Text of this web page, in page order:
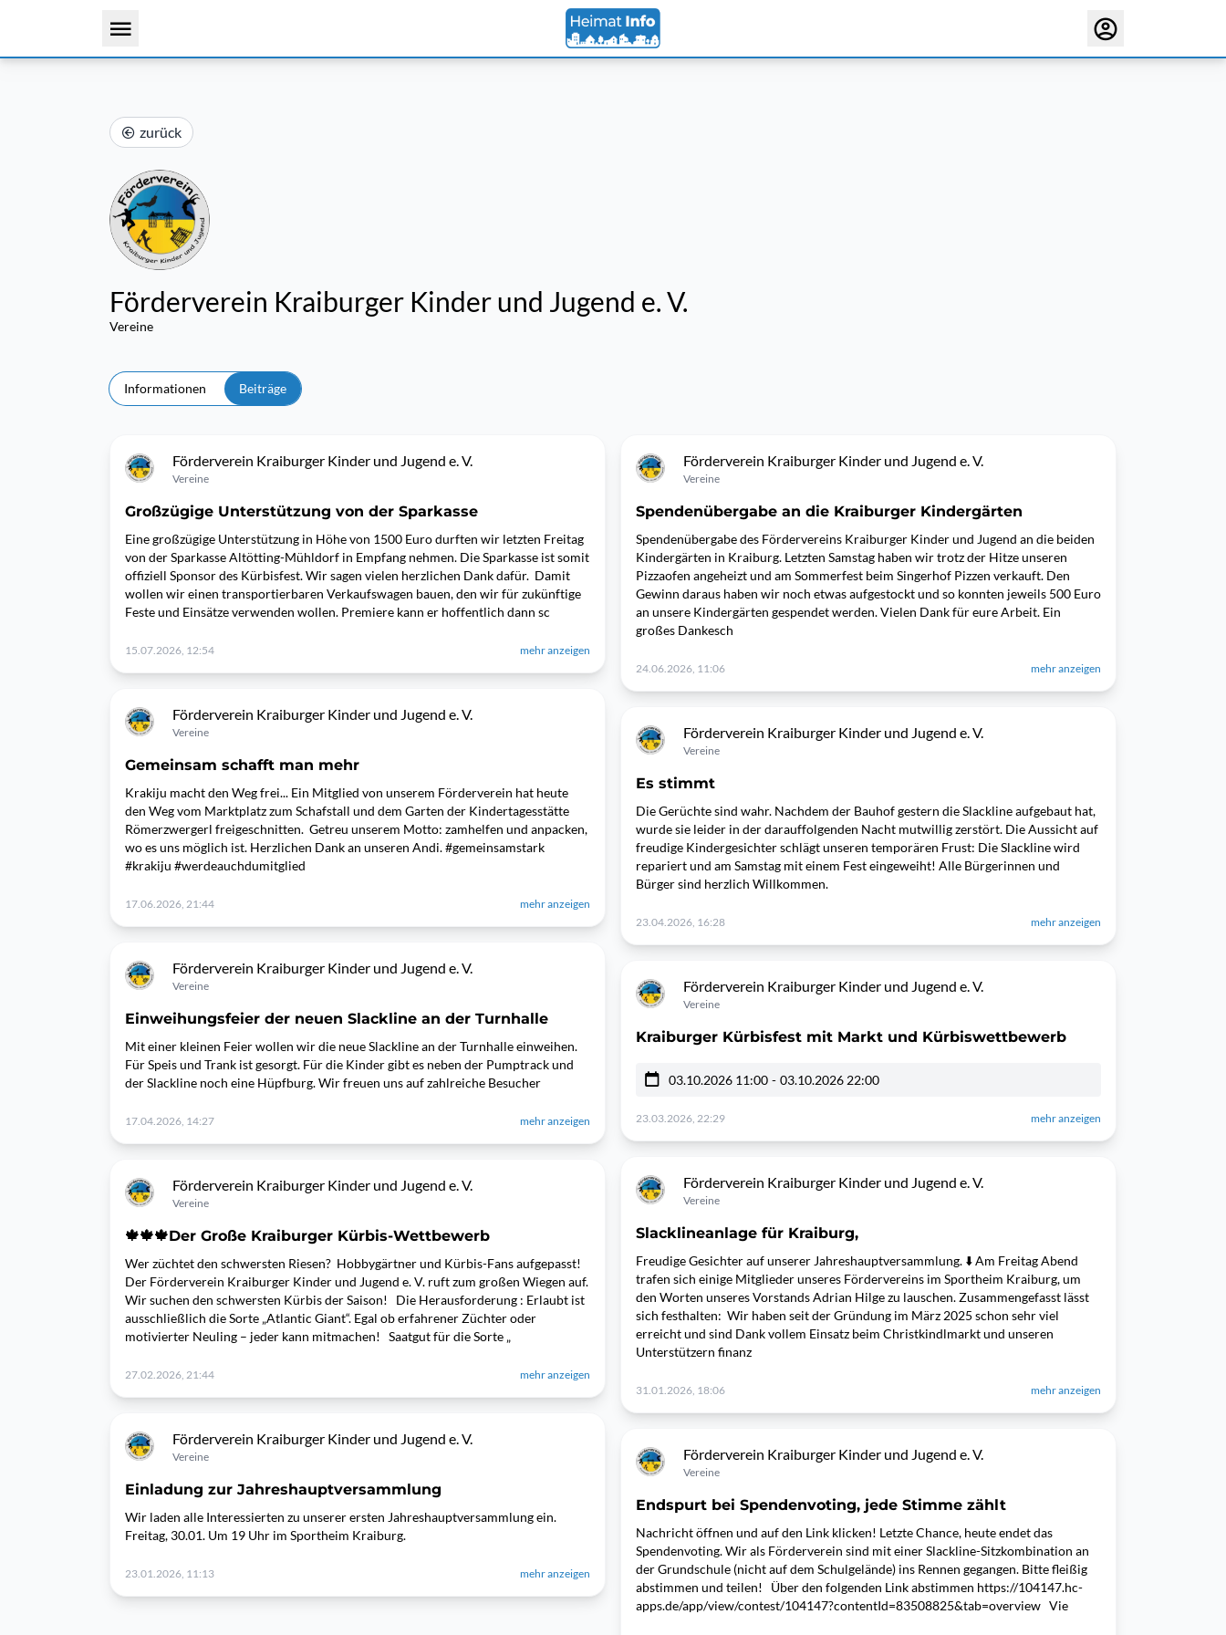
zurück
Förderverein Kraiburger Kinder und Jugend e. V.
Vereine
Informationen Beiträge
Förderverein Kraiburger Kinder und Jugend e. V.
Vereine
Großzügige Unterstützung von der Sparkasse
Eine großzügige Unterstützung in Höhe von 1500 Euro durften wir letzten Freitag
von der Sparkasse Altötting-Mühldorf in Empfang nehmen. Die Sparkasse ist somit
offiziell Sponsor des Kürbisfest. Wir sagen vielen herzlichen Dank dafür. Damit
wollen wir einen transportierbaren Verkaufswagen bauen, den wir für zukünftige
Feste und Einsätze verwenden wollen. Premiere kann er hoffentlich dann sc
15.07.2026, 12:54 mehr anzeigen
Förderverein Kraiburger Kinder und Jugend e. V.
Vereine
Gemeinsam schafft man mehr
Krakiju macht den Weg frei... Ein Mitglied von unserem Förderverein hat heute
den Weg vom Marktplatz zum Schafstall und dem Garten der Kindertagesstätte
Römerzwergerl freigeschnitten. Getreu unserem Motto: zamhelfen und anpacken,
wo es uns möglich ist. Herzlichen Dank an unseren Andi. #gemeinsamstark
#krakiju #werdeauchdumitglied
17.06.2026, 21:44 mehr anzeigen
Förderverein Kraiburger Kinder und Jugend e. V.
Vereine
Einweihungsfeier der neuen Slackline an der Turnhalle
Mit einer kleinen Feier wollen wir die neue Slackline an der Turnhalle einweihen.
Für Speis und Trank ist gesorgt. Für die Kinder gibt es neben der Pumptrack und
der Slackline noch eine Hüpfburg. Wir freuen uns auf zahlreiche Besucher
17.04.2026, 14:27 mehr anzeigen
Förderverein Kraiburger Kinder und Jugend e. V.
Vereine
🍁🍁🍁Der Große Kraiburger Kürbis-Wettbewerb
Wer züchtet den schwersten Riesen? Hobbygärtner und Kürbis-Fans aufgepasst!
Der Förderverein Kraiburger Kinder und Jugend e. V. ruft zum großen Wiegen auf.
Wir suchen den schwersten Kürbis der Saison! Die Herausforderung : Erlaubt ist
ausschließlich die Sorte „Atlantic Giant“. Egal ob erfahrener Züchter oder
motivierter Neuling – jeder kann mitmachen! Saatgut für die Sorte „
27.02.2026, 21:44 mehr anzeigen
Förderverein Kraiburger Kinder und Jugend e. V.
Vereine
Einladung zur Jahreshauptversammlung
Wir laden alle Interessierten zu unserer ersten Jahreshauptversammlung ein.
Freitag, 30.01. Um 19 Uhr im Sportheim Kraiburg.
23.01.2026, 11:13 mehr anzeigen
Förderverein Kraiburger Kinder und Jugend e. V.
Vereine
Spendenübergabe an die Kraiburger Kindergärten
Spendenübergabe des Fördervereins Kraiburger Kinder und Jugend an die beiden
Kindergärten in Kraiburg. Letzten Samstag haben wir trotz der Hitze unseren
Pizzaofen angeheizt und am Sommerfest beim Singerhof Pizzen verkauft. Den
Gewinn daraus haben wir noch etwas aufgestockt und so konnten jeweils 500 Euro
an unsere Kindergärten gespendet werden. Vielen Dank für eure Arbeit. Ein
großes Dankesch
24.06.2026, 11:06 mehr anzeigen
Förderverein Kraiburger Kinder und Jugend e. V.
Vereine
Es stimmt
Die Gerüchte sind wahr. Nachdem der Bauhof gestern die Slackline aufgebaut hat,
wurde sie leider in der darauffolgenden Nacht mutwillig zerstört. Die Aussicht auf
freudige Kindergesichter schlägt unseren temporären Frust: Die Slackline wird
repariert und am Samstag mit einem Fest eingeweiht! Alle Bürgerinnen und
Bürger sind herzlich Willkommen.
23.04.2026, 16:28 mehr anzeigen
Förderverein Kraiburger Kinder und Jugend e. V.
Vereine
Kraiburger Kürbisfest mit Markt und Kürbiswettbewerb
03.10.2026 11:00 - 03.10.2026 22:00
23.03.2026, 22:29 mehr anzeigen
Förderverein Kraiburger Kinder und Jugend e. V.
Vereine
Slacklineanlage für Kraiburg,
Freudige Gesichter auf unserer Jahreshauptversammlung. ⬇️ Am Freitag Abend
trafen sich einige Mitglieder unseres Fördervereins im Sportheim Kraiburg, um
den Worten unseres Vorstands Adrian Hilge zu lauschen. Zusammengefasst lässt
sich festhalten: Wir haben seit der Gründung im März 2025 schon sehr viel
erreicht und sind Dank vollem Einsatz beim Christkindlmarkt und unseren
Unterstützern finanz
31.01.2026, 18:06 mehr anzeigen
Förderverein Kraiburger Kinder und Jugend e. V.
Vereine
Endspurt bei Spendenvoting, jede Stimme zählt
Nachricht öffnen und auf den Link klicken! Letzte Chance, heute endet das
Spendenvoting. Wir als Förderverein sind mit einer Slackline-Sitzkombination an
der Grundschule (nicht auf dem Schulgelände) ins Rennen gegangen. Bitte fleißig
abstimmen und teilen! Über den folgenden Link abstimmen https://104147.hc-
apps.de/app/view/contest/104147?contentId=83508825&tab=overview Vie